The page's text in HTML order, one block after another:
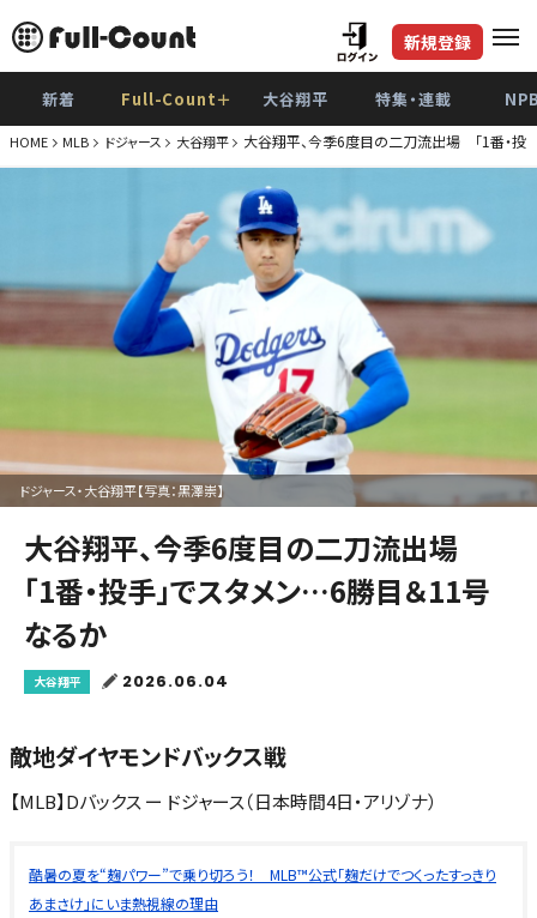
新規登録
新着 Full-Count＋ 大谷翔平 特集・連載
HOME MLB ドジャース 大谷翔平 大谷翔平、今季6度目の二刀流出場 「1番・投
ドジャース・大谷翔平【写真：黒澤崇】
大谷翔平、今季6度目の二刀流出場
「1番・投手」でスタメン…6勝目＆11号
なるか
大谷翔平 2026.06.04
敵地ダイヤモンドバックス戦
【MLB】Dバックス ー ドジャース（日本時間4日・アリゾナ）
酷暑の夏を“麹パワー”で乗り切ろう！ MLB™公式「麹だけでつくったすっきり
あまさけ」にいま熱視線の理由